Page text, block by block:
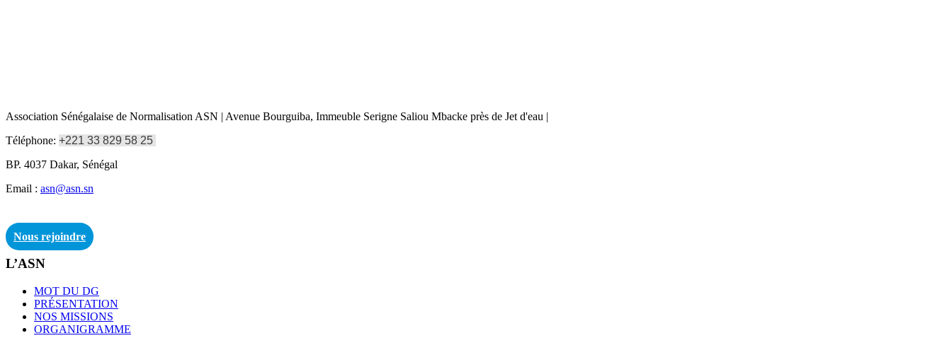
Association Sénégalaise de Normalisation ASN | Avenue Bourguiba, Immeuble Serigne Saliou Mbacke près de Jet d'eau |
Téléphone: +221 33 829 58 25
BP. 4037 Dakar, Sénégal
Email : asn@asn.sn
Nous rejoindre
L’ASN
MOT DU DG
PRÉSENTATION
NOS MISSIONS
ORGANIGRAMME